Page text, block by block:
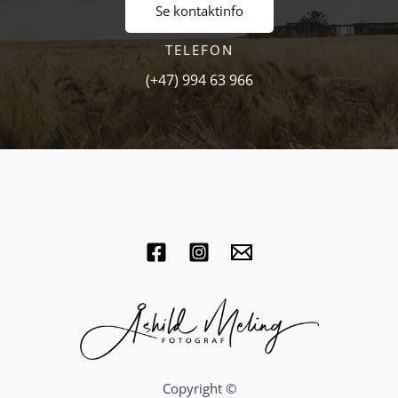
Se kontaktinfo
TELEFON
(+47) 994 63 966
Copyright ©